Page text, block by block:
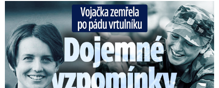
Vojačka zemřela po pádu vrtulníku: Dojemné vzpomínky na ...